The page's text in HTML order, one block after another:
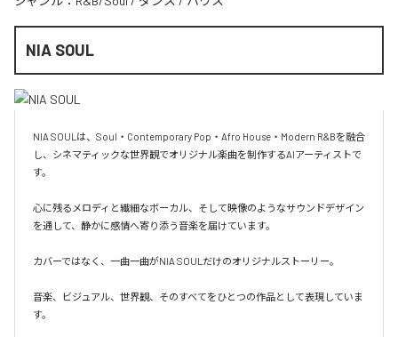
NIA SOUL
NIA SOULは、Soul・Contemporary Pop・Afro House・Modern R&Bを融合
し、シネマティックな世界観でオリジナル楽曲を制作するAIアーティストで
す。
心に残るメロディと繊細なボーカル、そして映像のようなサウンドデザイン
を通して、静かに感情へ寄り添う音楽を届けています。
カバーではなく、一曲一曲がNIA SOULだけのオリジナルストーリー。
音楽、ビジュアル、世界観、そのすべてをひとつの作品として表現していま
す。